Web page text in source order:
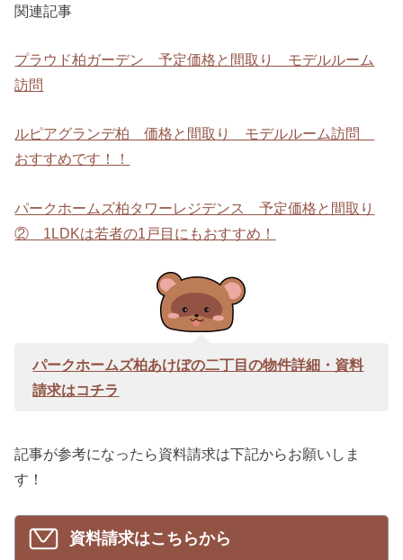
関連記事
プラウド柏ガーデン 予定価格と間取り モデルルーム
訪問
ルピアグランデ柏 価格と間取り モデルルーム訪問
おすすめです！！
パークホームズ柏タワーレジデンス 予定価格と間取り
② 1LDKは若者の1戸目にもおすすめ！
パークホームズ柏あけぼの二丁目の物件詳細・資料
請求はコチラ
記事が参考になったら資料請求は下記からお願いしま
す！
資料請求はこちらから